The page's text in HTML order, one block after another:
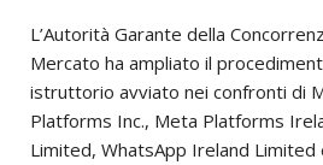
L’Autorità Garante della
Mercato ha ampliato il
istruttorio avviato nei confronti di
Platforms Inc., Meta Platforms
Limited, WhatsApp Ireland Limited